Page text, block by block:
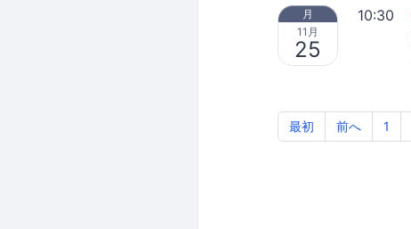
月
11月
25
10:30
最初 前へ 1